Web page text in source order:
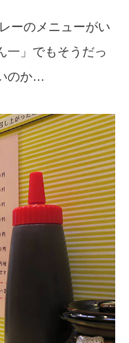
ーのメニューがい
一」でもそうだっ
のか…